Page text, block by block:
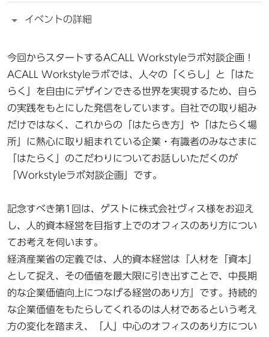
イベントの詳細
今回からスタートするACALL Workstyleラボ対談企画！
ACALL Workstyleラボでは、人々の「くらし」と「はた
らく」を自由にデザインできる世界を実現するため、自ら
の実践をもとにした発信をしています。自社での取り組み
だけではなく、これからの「はたらき方」や「はたらく場
所」に熱心に取り組まれている企業・有識者のみなさまに
「はたらく」のこだわりについてお話しいただくのが
「Workstyleラボ対談企画」です。
記念すべき第1回は、ゲストに株式会社ヴィス様をお迎え
し、人的資本経営を目指す上でのオフィスのあり方につい
てお考えを伺います。
経済産業省の定義では、人的資本経営は『人材を「資本」
として捉え、その価値を最大限に引き出すことで、中長期
的な企業価値向上につなげる経営のあり方』です。持続的
な企業価値をもたらしてくれるのは人材であるという考え
方の変化を踏まえ、「人」中心のオフィスのあり方につい